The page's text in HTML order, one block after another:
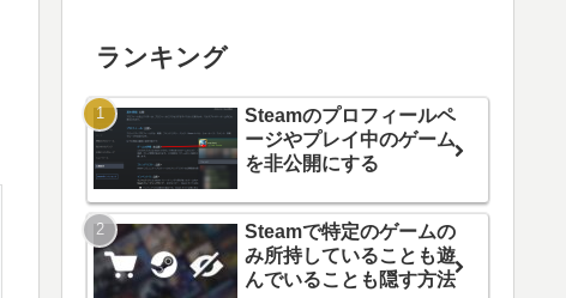
ランキング
Steamのプロフィールペ
ージやプレイ中のゲーム
を非公開にする
Steamで特定のゲームの
み所持していることも遊
んでいることも隠す方法